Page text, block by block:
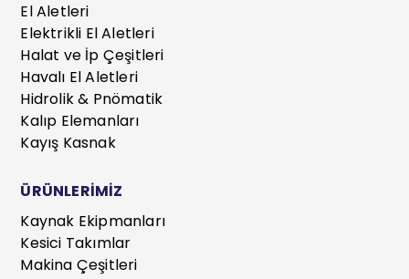
El Aletleri
Elektrikli El Aletleri
Halat ve İp Çeşitleri
Havalı El Aletleri
Hidrolik & Pnömatik
Kalıp Elemanları
Kayış Kasnak
ÜRÜNLERİMİZ
Kaynak Ekipmanları
Kesici Takımlar
Makina Çeşitleri